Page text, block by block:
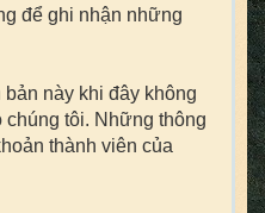
để ghi nhận những
này khi đây không
chúng tôi. Những thông
thành viên của